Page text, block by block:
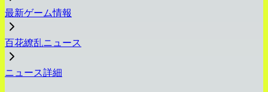
最新ゲーム情報
百花繚乱ニュース
ニュース詳細